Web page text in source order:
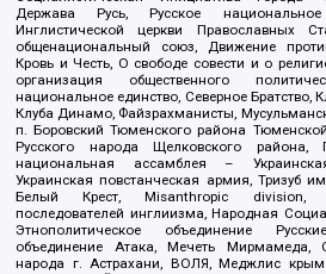
Держава Русь, Русское национальное
Инглистической церкви Православных
общенациональный союз, Движение
Кровь и Честь, О свободе совести и о
организация общественного
национальное единство, Северное Братство,
Клуба Динамо, Файзрахманисты,
п. Боровский Тюменского района
Русского народа Щелковского района,
национальная ассамблея –
Украинская повстанческая армия, Тризуб
Белый Крест, Misanthropic division,
последователей инглиизма, Народная
Этнополитическое объединение
объединение Атака, Мечеть Мирмамеда,
народа г. Астрахани, ВОЛЯ, Меджлис